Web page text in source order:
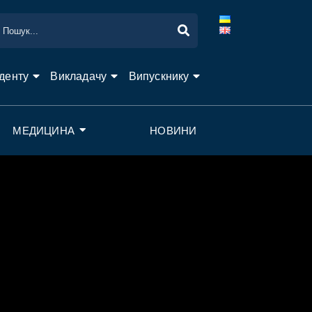
Викладачу Випускнику
МЕДИЦИНА НОВИНИ